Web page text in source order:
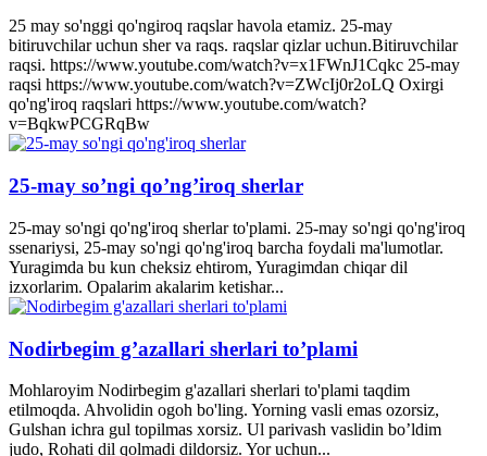
25 may so'nggi qo'ngiroq raqslar havola etamiz. 25-may
bitiruvchilar uchun sher va raqs. raqslar qizlar uchun.Bitiruvchilar
raqsi. https://www.youtube.com/watch?v=x1FWnJ1Cqkc 25-may
raqsi https://www.youtube.com/watch?v=ZWcIj0r2oLQ Oxirgi
qo'ng'iroq raqslari https://www.youtube.com/watch?
v=BqkwPCGRqBw
25-may so’ngi qo’ng’iroq sherlar
25-may so'ngi qo'ng'iroq sherlar to'plami. 25-may so'ngi qo'ng'iroq
ssenariysi, 25-may so'ngi qo'ng'iroq barcha foydali ma'lumotlar.
Yuragimda bu kun cheksiz ehtirom, Yuragimdan chiqar dil
izxorlarim. Opalarim akalarim ketishar...
Nodirbegim g’azallari sherlari to’plami
Mohlaroyim Nodirbegim g'azallari sherlari to'plami taqdim
etilmoqda. Ahvolidin ogoh bo'ling. Yorning vasli emas ozorsiz,
Gulshan ichra gul topilmas xorsiz. Ul parivash vaslidin bo’ldim
judo, Rohati dil qolmadi dildorsiz. Yor uchun...